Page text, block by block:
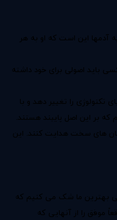
آدمها این است که او به هر
باید اصولی برای خود داشته
را تغییر دهد و با
بر این اصل پایبند هستند.
های سخت هدایت کنند. این
بهترین ما شک می کنیم که
موفق را از آنهایی که